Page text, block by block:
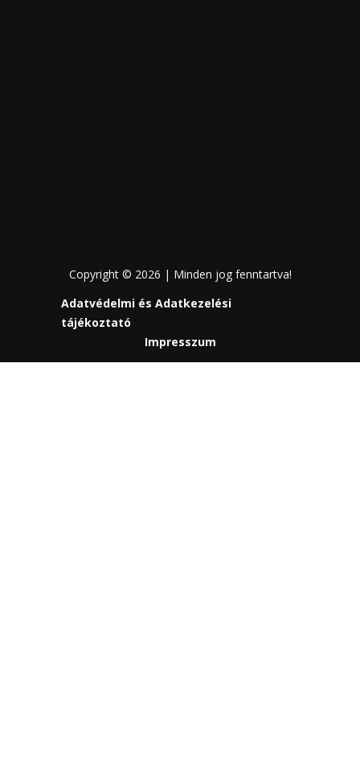
Copyright © 2026 | Minden jog fenntartva!
Adatvédelmi és Adatkezelési
tájékoztató
Impresszum